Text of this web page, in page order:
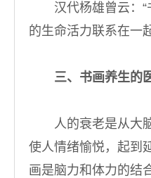
汉代杨雄曾云：“
的生命活力联系在一
三、书画养生的
人的衰老是从大脑
使人情绪愉悦，起到
画是脑力和体力的结